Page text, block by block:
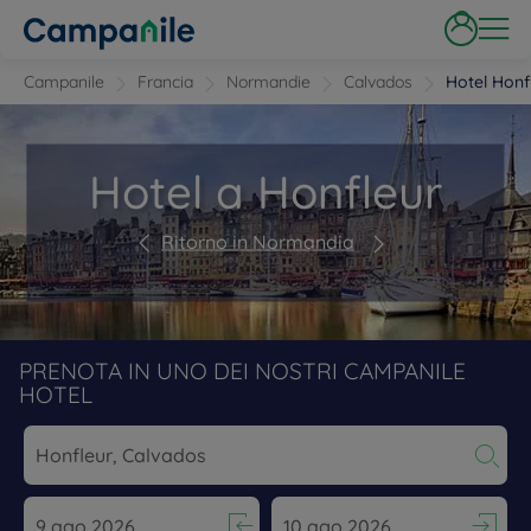
Campanile Francia Normandie Calvados Hotel
Hotel a Honfleur
Ritorno in Normandia
PRENOTA IN UNO DEI NOSTRI CAMPANILE
HOTEL